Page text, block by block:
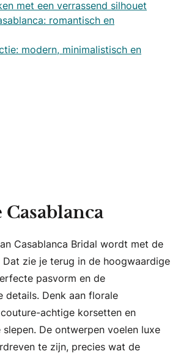
met een verrassend silhouet
romantisch en
modern, minimalistisch en
Casablanca Bridal wordt met de
zie je terug in de hoogwaardige
pasvorm en de
details. Denk aan florale
achtige korsetten en
De ontwerpen voelen luxe
te zijn, precies wat de